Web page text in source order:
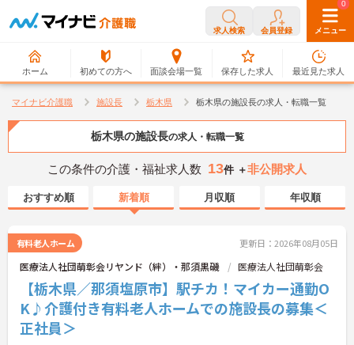
求人検索 会員登録 メニュー
ホーム 初めての方へ 面談会場一覧
0
保存した求人
0
最近見た求人
マイナビ介護職 施設長 栃木県 栃木県の施設長の求人・転職一覧
栃木県の施設長の求人・転職一覧
この条件の介護・福祉求人数 13件 ＋非公開求人
おすすめ順 新着順 月収順 年収順
有料老人ホーム 更新日：2026年08月05日
医療法人社団萌彰会リヤンド（絆）・那須黒磯 医療法人社団萌彰会
【栃木県／那須塩原市】駅チカ！マイカー通勤O
K♪介護付き有料老人ホームでの施設長の募集＜
正社員＞